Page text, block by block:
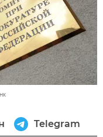
Telegram